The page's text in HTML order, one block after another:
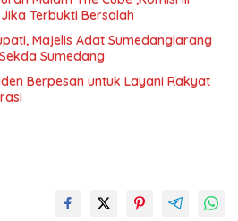
Terbukti Bersalah
Majelis Adat Sumedanglarang
Sumedang
Berpesan untuk Layani Rakyat